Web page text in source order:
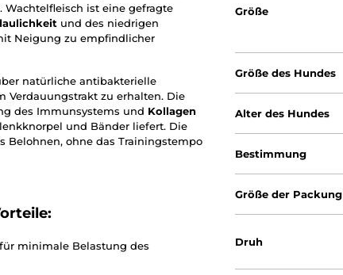
ist eine gefragte
und des niedrigen
Neigung zu empfindlicher
natürliche antibakterielle
Verdauungstrakt zu erhalten. Die
des Immunsystems und Kollagen
und Bänder liefert. Die
Belohnen, ohne das Trainingstempo
minimale Belastung des
Größe
Größe des Hundes
Alter des Hundes
Bestimmung
Größe der Packung
Druh